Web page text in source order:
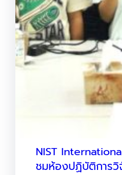
NIST
ชมห้องปฏิบัติการ